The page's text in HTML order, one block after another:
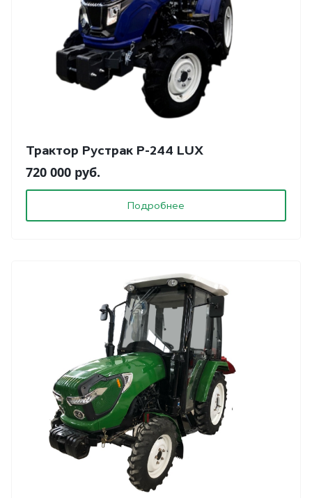
Трактор Рустрак Р-244 LUX
720 000 руб.
Подробнее